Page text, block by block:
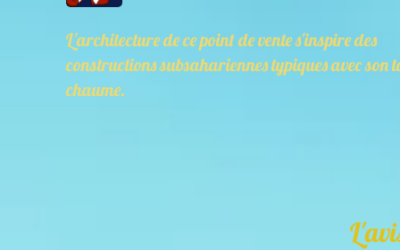
L'architecture de ce point de vente s'inspire des
constructions subsahariennes typiques avec son
chaume.